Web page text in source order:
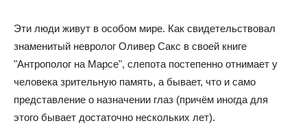
Эти люди живут в особом мире. Как свидетельствовал
знаменитый невролог Оливер Сакс в своей книге
"Антрополог на Марсе", слепота постепенно отнимает у
человека зрительную память, а бывает, что и само
представление о назначении глаз (причём иногда для
этого бывает достаточно нескольких лет).